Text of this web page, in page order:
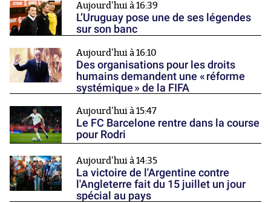
Aujourd'hui à 16:39
L’Uruguay pose une de ses légendes
sur son banc
Aujourd'hui à 16:10
Des organisations pour les droits
humains demandent une « réforme
systémique » de la FIFA
Aujourd'hui à 15:47
Le FC Barcelone rentre dans la course
pour Rodri
Aujourd'hui à 14:35
La victoire de l'Argentine contre
l'Angleterre fait du 15 juillet un jour
spécial au pays